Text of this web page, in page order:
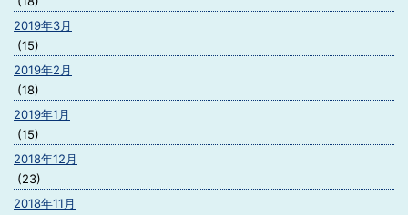
2019年3月
(15)
2019年2月
(18)
2019年1月
(15)
2018年12月
(23)
2018年11月